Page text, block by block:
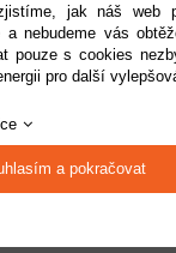
jak náš web
a nebudeme vás
pouze s cookies
pro další
a pokračovat